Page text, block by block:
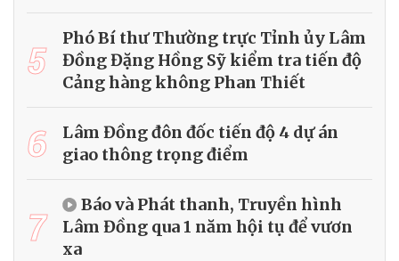
5
Phó Bí thư Thường trực Tỉnh ủy Lâm
Đồng Đặng Hồng Sỹ kiểm tra tiến độ
Cảng hàng không Phan Thiết
6
Lâm Đồng đôn đốc tiến độ 4 dự án
giao thông trọng điểm
7
Báo và Phát thanh, Truyền hình
Lâm Đồng qua 1 năm hội tụ để vươn
xa